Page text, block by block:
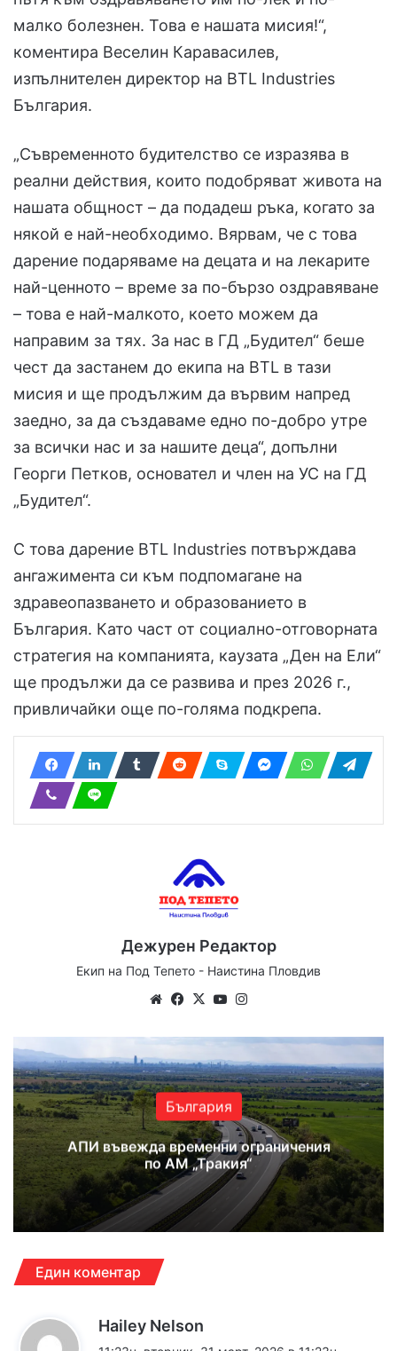
малко болезнен. Това е нашата мисия!“,
коментира Веселин Каравасилев,
изпълнителен директор на BTL Industries
България.
„Съвременното будителство се изразява в
реални действия, които подобряват живота на
нашата общност – да подадеш ръка, когато за
някой е най-необходимо. Вярвам, че с това
дарение подаряваме на децата и на лекарите
най-ценното – време за по-бързо оздравяване
– това е най-малкото, което можем да
направим за тях. За нас в ГД „Будител“ беше
чест да застанем до екипа на BTL в тази
мисия и ще продължим да вървим напред
заедно, за да създаваме едно по-добро утре
за всички нас и за нашите деца“, допълни
Георги Петков, основател и член на УС на ГД
„Будител“.
С това дарение BTL Industries потвърждава
ангажимента си към подпомагане на
здравеопазването и образованието в
България. Като част от социално-отговорната
стратегия на компанията, каузата „Ден на Ели“
ще продължи да се развива и през 2026 г.,
привличайки още по-голяма подкрепа.
Дежурен Редактор
Екип на Под Тепето - Наистина Пловдив
WebsiteFacebook
X YouTube
България
АПИ въвежда временни ограничения
по АМ „Тракия“
Един коментар
Hailey Nelson
а